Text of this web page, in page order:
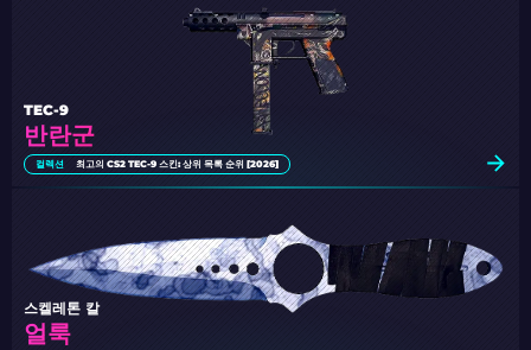
반란군
TEC-9
컬렉션 최고의 CS2 TEC-9 스킨: 상위 목록 순위 [2026]
얼룩
스켈레톤 칼